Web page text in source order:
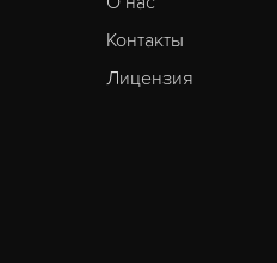
Контакты
Лицензия